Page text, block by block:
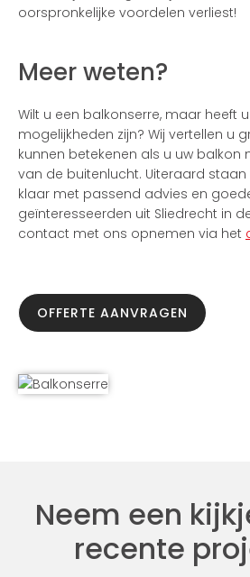
oorspronkelijke voordelen verliest!
Meer weten?
Wilt u een balkonserre, maar heeft
mogelijkheden zijn? Wij vertellen u
kunnen betekenen als u uw balkon
van de buitenlucht. Uiteraard staan
klaar met passend advies en
geïnteresseerden uit Sliedrecht in
contact met ons opnemen via het
OFFERTE AANVRAGEN
Neem een
recente